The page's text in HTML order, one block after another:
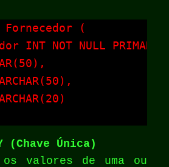
Fornecedor (
INT NOT NULL PRIMARY
(Chave Única)
os valores de uma ou